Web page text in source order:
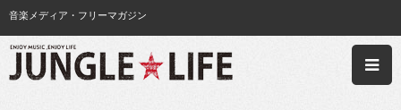
音楽メディア・フリーマガジン